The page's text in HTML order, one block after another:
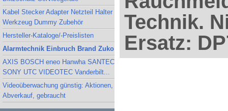
Kabel Stecker Adapter Netzteil Halter
Werkzeug Dummy Zubehör
Hersteller-Kataloge/-Preislisten
Alarmtechnik Einbruch Brand Zuko
AXIS BOSCH eneo Hanwha SANTEC
SONY UTC VIDEOTEC Vanderbilt...
Videoüberwachung günstig: Aktionen,
Abverkauf, gebraucht
Technik.
Ersatz: